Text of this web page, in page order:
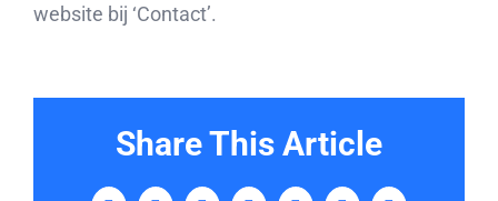
website bij ‘Contact’.
Share This Article